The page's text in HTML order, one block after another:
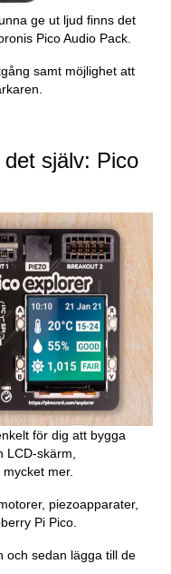
ge ut ljud finns det
Pico Audio Pack.
samt möjlighet att
själv: Pico
för dig att bygga
LCD-skärm,
mer.
piezoapparater,
Pi Pico.
och sedan lägga till de